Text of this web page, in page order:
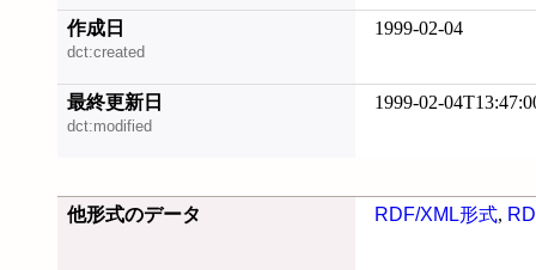
作成日
dct:created
1999-02-04
最終更新日
dct:modified
1999-02-
他形式のデータ RDF/XML形式,